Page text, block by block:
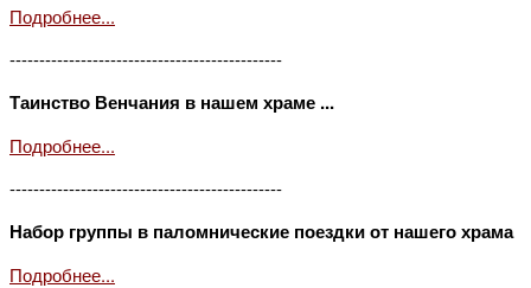
Подробнее...
----------------------------------------------
Таинство Венчания в нашем храме ...
Подробнее...
----------------------------------------------
Набор группы в паломнические поездки от нашего храма
Подробнее...